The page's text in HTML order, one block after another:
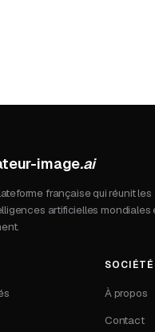
image.ai
française qui réunit les
artificielles mondiales
SOCIÉTÉ
À propos
Contact